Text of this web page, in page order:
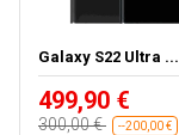
Galaxy S22 Ultra ...
499,90 €
300,00 € --200,00 €